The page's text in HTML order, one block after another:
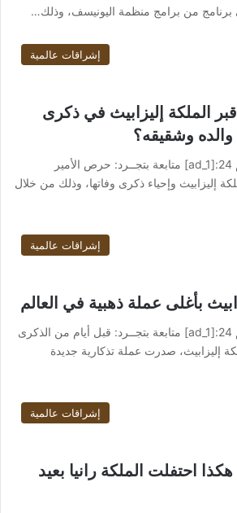
برنامج من برامج منظمة اليونيسف، وذلك…
إشراقات عالمية
قبر الملكة إليزابيث في ذكرى
والده وشقيقه؟
من صحيفة اشراق العالم 24:[ad_1] متابعة بتجــرد: حرص الأمير
إليزابيث وإحياء ذكرى وفاتها، وذلك من خلال
إشراقات عالمية
بأغلى عملة ذهبية في العالم
من صحيفة اشراق العالم 24:[ad_1] متابعة بتجــرد: قبل أيام من الذكرى
إليزابيث، صدرت عملة تذكارية جديدة
إشراقات عالمية
احتفلت الملكة رانيا بعيد